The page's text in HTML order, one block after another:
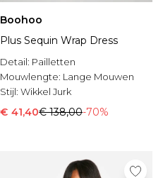
Boohoo
Plus Sequin Wrap Dress
Detail: Pailletten
Mouwlengte: Lange Mouwen
Stijl: Wikkel Jurk
€ 41,40€ 138,00-70%